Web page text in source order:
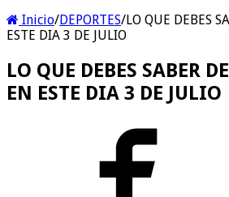
Inicio/DEPORTES/LO QUE DEBES
ESTE DIA 3 DE JULIO
LO QUE DEBES SABER
EN ESTE DIA 3 DE JULIO